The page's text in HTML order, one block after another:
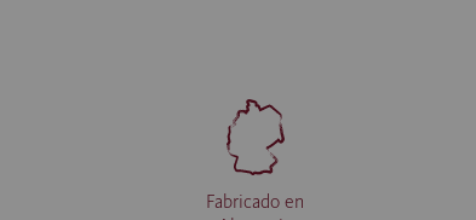
Fabricado en